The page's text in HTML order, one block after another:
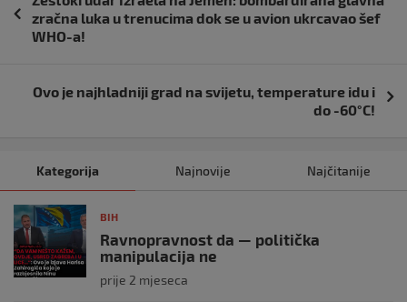
objava
zračna luka u trenucima dok se u avion ukrcavao šef
WHO-a!
Ovo je najhladniji grad na svijetu, temperature idu i
do -60°C!
Kategorija Najnovije Najčitanije
BIH
Ravnopravnost da — politička
manipulacija ne
prije 2 mjeseca